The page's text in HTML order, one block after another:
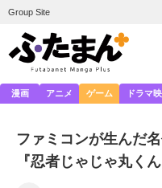
Group Site
漫画 アニメ ゲーム ドラマ
ファミコンが生んだ
『忍者じゃじゃ丸く